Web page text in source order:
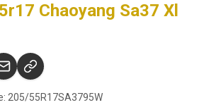
Chaoyang Sa37 Xl
205/55R17SA3795W